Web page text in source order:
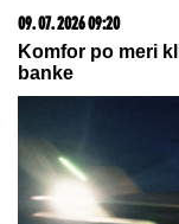
15. 07. 2026 07:44
Većina građana
letovanje - ovih